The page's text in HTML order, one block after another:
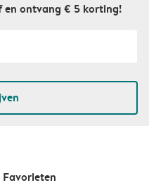
en ontvang € 5 korting!
Favorieten